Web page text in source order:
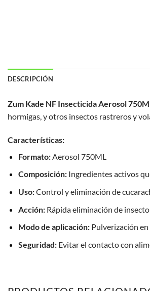
DESCRIPCIÓN
Zum Kade NF Insecticida Aerosol
hormigas, y otros insectos rastreros y
Características:
Formato:Aerosol 750ML
Composición:Ingredientes activos
Uso:Control y eliminación de
Acción:Rápida eliminación de
Modo de aplicación:Pulverización en
Seguridad:Evitar el contacto con